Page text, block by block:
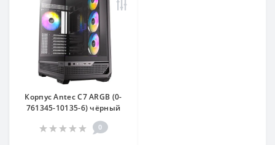
Корпус Antec C7 ARGB (0-
761345-10135-6) чёрный
0